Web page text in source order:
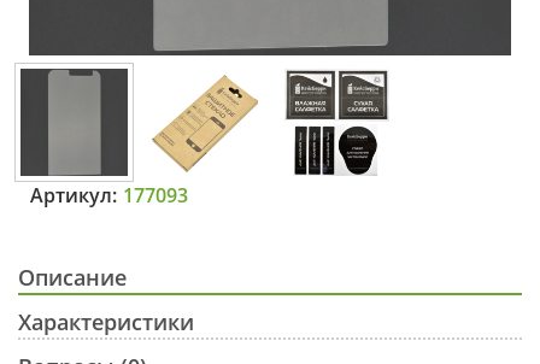
Артикул: 177093
Описание
Характеристики